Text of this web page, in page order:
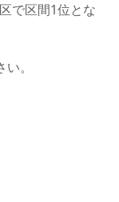
で区間1位とな
。